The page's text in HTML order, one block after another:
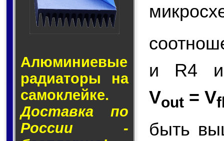
Алюминие­вые
ра­ди­а­то­ры на
са­мо­клей­ке.
Доставка по
России -
и R4 и
Vout = V
быть